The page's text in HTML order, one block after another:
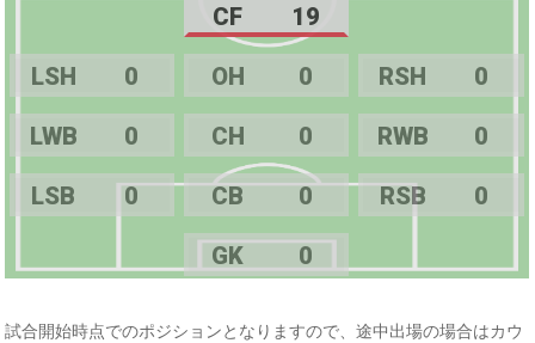
CF 19
LSH 0 OH 0 RSH 0
LWB 0 CH 0 RWB 0
LSB 0 CB 0 RSB 0
GK 0
試合開始時点でのポジションとなりますので、途中出場の場合はカウ